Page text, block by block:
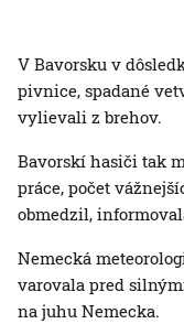
V Bavorsku v
pivnice, spadané
vylievali z brehov.
Bavorskí hasiči tak
práce, počet
obmedzil,
Nemecká
varovala pred
na juhu Nemecka.